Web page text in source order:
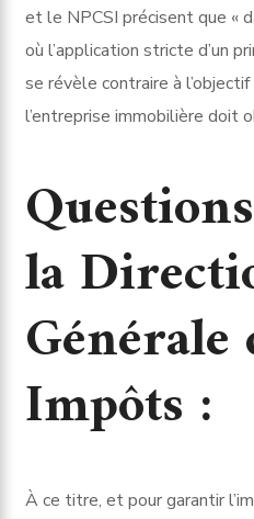
et le NPCSI précisent que «
où l’application stricte d’un
se révèle contraire à
l’entreprise immobilière doit
la
Générale
Impôts :
À ce titre, et pour garantir